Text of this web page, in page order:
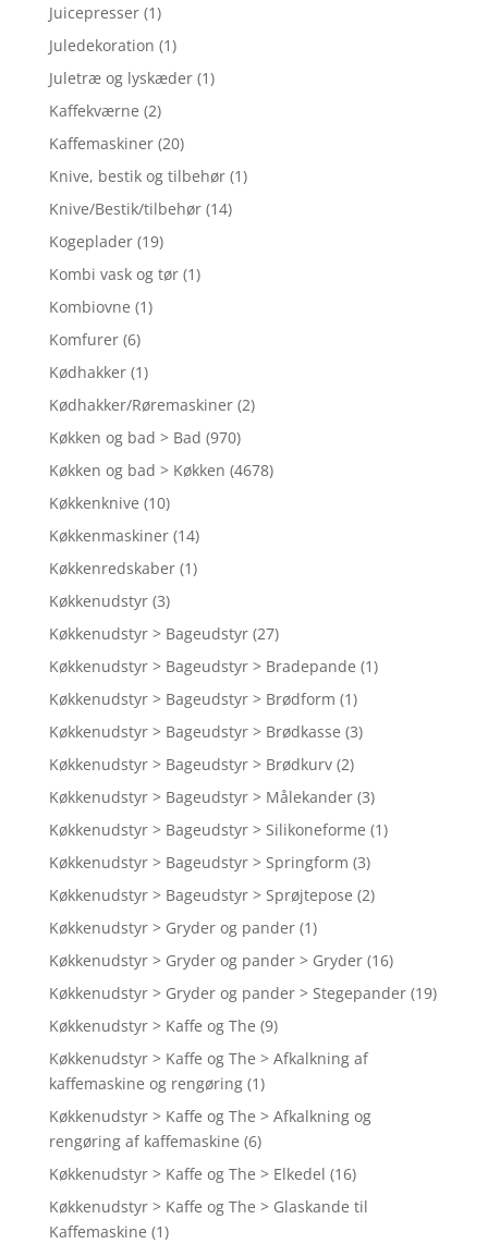
Juicepresser (1)
Juledekoration (1)
Juletræ og lyskæder (1)
Kaffekværne (2)
Kaffemaskiner (20)
Knive, bestik og tilbehør (1)
Knive/Bestik/tilbehør (14)
Kogeplader (19)
Kombi vask og tør (1)
Kombiovne (1)
Komfurer (6)
Kødhakker (1)
Kødhakker/Røremaskiner (2)
Køkken og bad > Bad (970)
Køkken og bad > Køkken (4678)
Køkkenknive (10)
Køkkenmaskiner (14)
Køkkenredskaber (1)
Køkkenudstyr (3)
Køkkenudstyr > Bageudstyr (27)
Køkkenudstyr > Bageudstyr > Bradepande (1)
Køkkenudstyr > Bageudstyr > Brødform (1)
Køkkenudstyr > Bageudstyr > Brødkasse (3)
Køkkenudstyr > Bageudstyr > Brødkurv (2)
Køkkenudstyr > Bageudstyr > Målekander (3)
Køkkenudstyr > Bageudstyr > Silikoneforme (1)
Køkkenudstyr > Bageudstyr > Springform (3)
Køkkenudstyr > Bageudstyr > Sprøjtepose (2)
Køkkenudstyr > Gryder og pander (1)
Køkkenudstyr > Gryder og pander > Gryder (16)
Køkkenudstyr > Gryder og pander > Stegepander (19)
Køkkenudstyr > Kaffe og The (9)
Køkkenudstyr > Kaffe og The > Afkalkning af
kaffemaskine og rengøring (1)
Køkkenudstyr > Kaffe og The > Afkalkning og
rengøring af kaffemaskine (6)
Køkkenudstyr > Kaffe og The > Elkedel (16)
Køkkenudstyr > Kaffe og The > Glaskande til
Kaffemaskine (1)